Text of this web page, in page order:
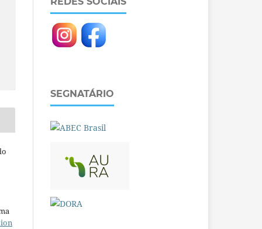
SEGNATÁRIO